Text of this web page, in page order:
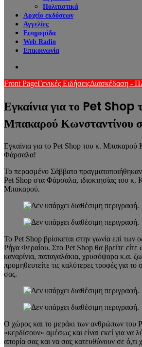
Πολιτιστικά
Αρχείο εκδόσεων
Αγγελίες
Εφημερίδα
Web Radio
Επικοινωνία
Front PageΓενικές ΕιδήσειςΔιασκέδαση -
Εγκαίνια για το Pet Shop
Μπακαρού Κωνσταντίνου
Εγκαίνια για το Pet Shop του κ. Μπακαρού
Φάρσαλα!
Το περασμένο Σάββατο πραγματοποιήθηκαν
Pet Shop στα Φάρσαλα, ιδιοκτησίας του κ.
Μπακαρού.
Το Pet Shop βρίσκεται στην γωνία επί των
Ρήγα Φεραίου. Στο Pet Shop θα βρείτε είτε
καναρίνια, παπαγαλάκια, χρυσόψαρα κ.α.
προμηθευτείτε τις καλύτερες τροφές για το
σας.
Ο χώρος και το μεράκι των ανθρώπων του
«κερδίσουν» αμέσως και είναι εκεί για να
απορία σας και να σας κατευθύνουν σε ό,τι